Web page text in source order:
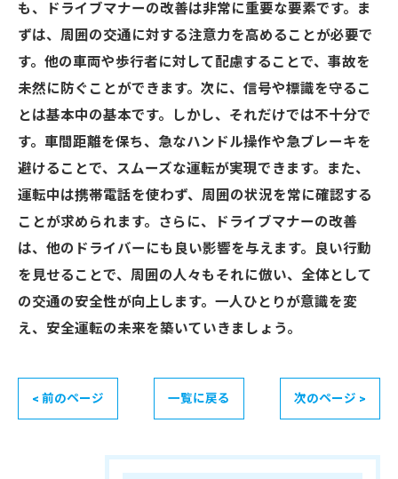
も、ドライブマナーの改善は非常に重要な要素です。ま
ずは、周囲の交通に対する注意力を高めることが必要で
す。他の車両や歩行者に対して配慮することで、事故を
未然に防ぐことができます。次に、信号や標識を守るこ
とは基本中の基本です。しかし、それだけでは不十分で
す。車間距離を保ち、急なハンドル操作や急ブレーキを
避けることで、スムーズな運転が実現できます。また、
運転中は携帯電話を使わず、周囲の状況を常に確認する
ことが求められます。さらに、ドライブマナーの改善
は、他のドライバーにも良い影響を与えます。良い行動
を見せることで、周囲の人々もそれに倣い、全体として
の交通の安全性が向上します。一人ひとりが意識を変
え、安全運転の未来を築いていきましょう。
< 前のページ 一覧に戻る 次のページ >